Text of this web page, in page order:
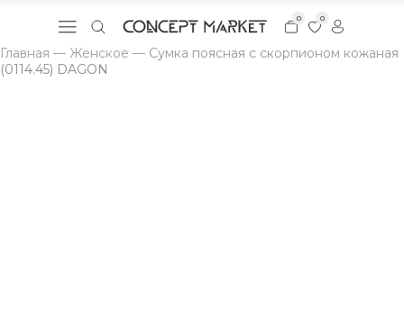
0
0
Главная — Женское — Сумка поясная с скорпионом кожаная
(0114.45) DAGON